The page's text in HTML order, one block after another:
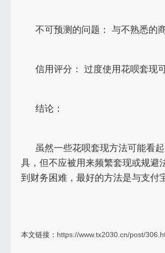
不可预测的问题： 与不熟悉的
信用评分： 过度使用花呗套现
结论：
虽然一些花呗套现方法可能看
具，但不应被用来频繁套现或规避
到财务困难，最好的方法是与支付
本文链接： https://www.tx2030.cn/post/